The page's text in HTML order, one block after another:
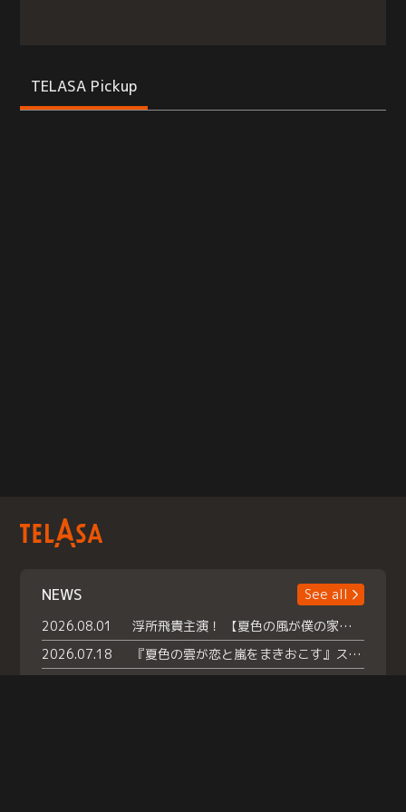
TELASA Pickup
NEWS
See all
2026.08.01
浮所飛貴主演！ 【夏色の風が僕の家にやってきた】 本日よりテラサで独占配信スタート！
2026.07.18
『夏色の雲が恋と嵐をまきおこす』スペシャルメイキング 【Part1】2026年７月18日（土）23時30分～配信スタート！話題のシーンの裏側を大公開！豪華キャスト大集合！ 『武宮家 真夏の家族会議』開催！